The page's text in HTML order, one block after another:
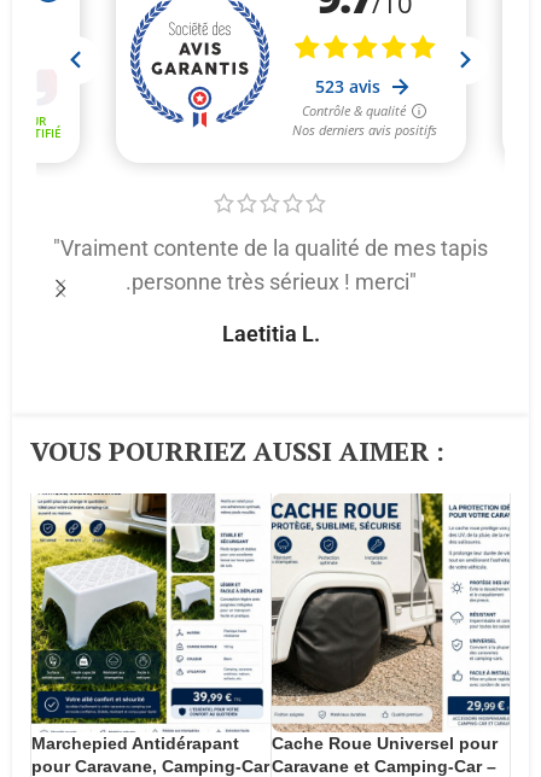
"Vraiment contente de la qualité de mes tapis
.personne très sérieux ! merci"
Laetitia L.
VOUS POURRIEZ AUSSI AIMER :​
Marchepied Antidérapant
pour Caravane, Camping-Car
Cache Roue Universel pour
Caravane et Camping-Car –